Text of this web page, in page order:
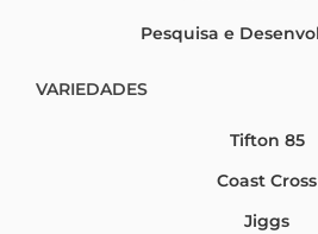
Pesquisa e
VARIEDADES
Tifton 85
Coast Cross
Jiggs